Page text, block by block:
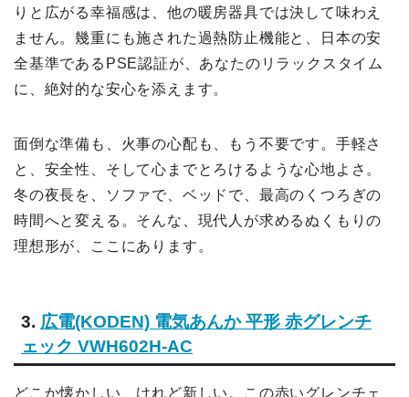
りと広がる幸福感は、他の暖房器具では決して味わえ
ません。幾重にも施された過熱防止機能と、日本の安
全基準であるPSE認証が、あなたのリラックスタイム
に、絶対的な安心を添えます。
面倒な準備も、火事の心配も、もう不要です。手軽さ
と、安全性、そして心までとろけるような心地よさ。
冬の夜長を、ソファで、ベッドで、最高のくつろぎの
時間へと変える。そんな、現代人が求めるぬくもりの
理想形が、ここにあります。
3. 広電(KODEN) 電気あんか 平形 赤グレンチ
ェック VWH602H-AC
どこか懐かしい、けれど新しい。この赤いグレンチェ